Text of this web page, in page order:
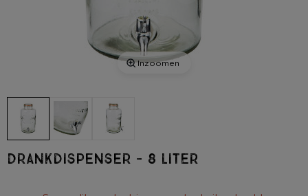
Inzoomen
Drankdispenser - 8 liter